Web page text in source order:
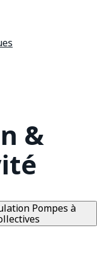
&
Pompes à